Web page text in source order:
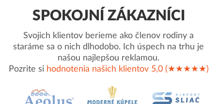
SPOKOJNÍ ZÁKAZNÍCI
Svojich klientov berieme ako členov rodiny a
staráme sa o nich dlhodobo. Ich úspech na trhu je
našou najlepšou reklamou.
Pozrite si hodnotenia našich klientov 5,0 (★★★★★)